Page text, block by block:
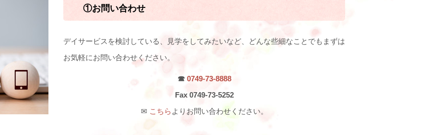
①お問い合わせ
デイサービスを検討している、見学をしてみたいなど、どんな些細なことでもまずは
お気軽にお問い合わせください。
☎ 0749-73-8888
Fax 0749-73-5252
✉ こちら よりお問い合わせください。